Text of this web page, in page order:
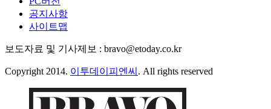
공지사항
사이트맵
보도자료 및 기사제보 : bravo@etoday.co.kr
Copyright 2014. 이투데이피엔씨 . All rights reserved